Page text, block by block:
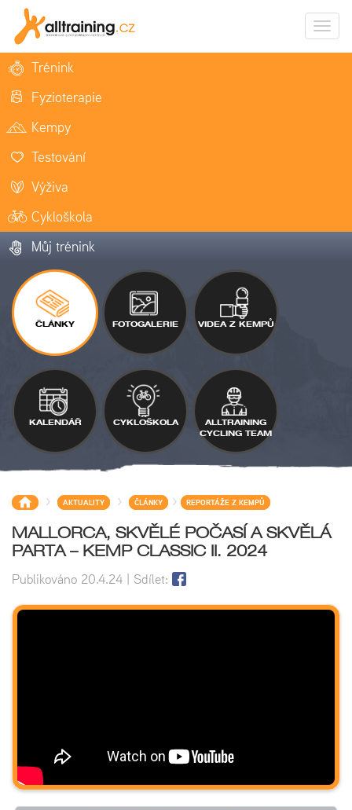
Trénink
Fyzioterapie
Kempy
Testování
Výživa
Cykloškola
Můj trénink
ČLÁNKY FOTOGALERIE VIDEA Z KEMPŮ
KALENDÁŘ CYKLOŠKOLA
ALLTRAINING
CYCLING TEAM
> AKTUALITY > ČLÁNKY > REPORTÁŽE Z KEMPŮ
MALLORCA, SKVĚLÉ POČASÍ A SKVĚLÁ
PARTA – KEMP CLASSIC II. 2024
Publikováno 20.4.24 | Sdílet: